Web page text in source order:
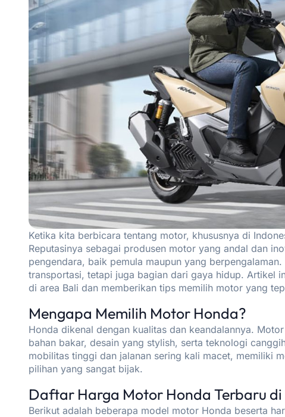
Ketika kita berbicara tentang motor, khususnya di
Reputasinya sebagai produsen motor yang andal dan
pengendara, baik pemula maupun yang
transportasi, tetapi juga bagian dari gaya hidup. Artikel
di area Bali dan memberikan tips memilih motor yang
Mengapa Memilih Motor Honda?
Honda dikenal dengan kualitas dan keandalannya.
bahan bakar, desain yang stylish, serta teknologi
mobilitas tinggi dan jalanan sering kali macet, memiliki
pilihan yang sangat bijak.
Daftar Harga Motor Honda Terbaru di
Berikut adalah beberapa model motor Honda beserta